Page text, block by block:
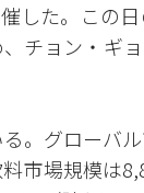
した。この
チョン・ギ
。グローバ
市場規模は